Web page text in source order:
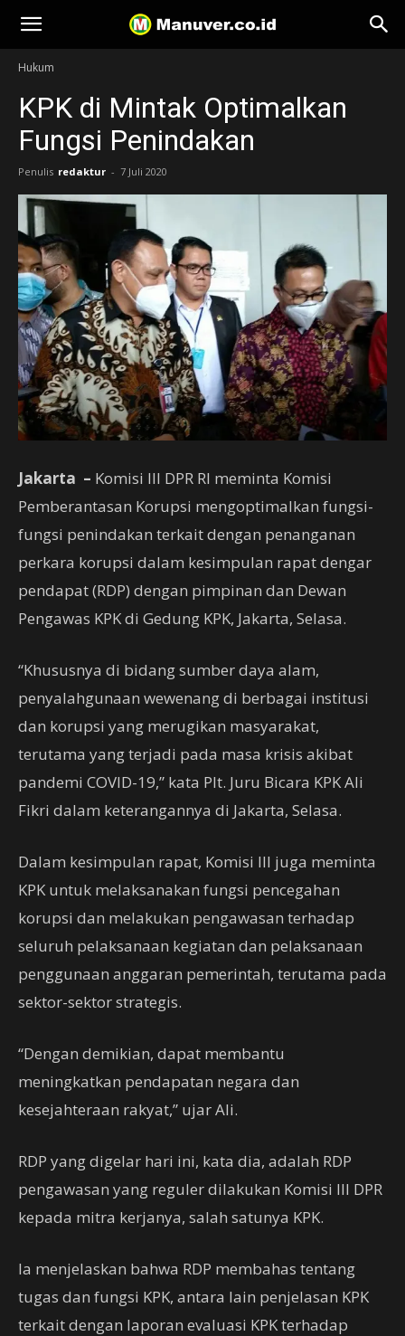
Manuver
Hukum
KPK di Mintak Optimalkan
Fungsi Penindakan
Penulis redaktur - 7 Juli 2020
Jakarta – Komisi III DPR RI meminta Komisi
Pemberantasan Korupsi mengoptimalkan fungsi-
fungsi penindakan terkait dengan penanganan
perkara korupsi dalam kesimpulan rapat dengar
pendapat (RDP) dengan pimpinan dan Dewan
Pengawas KPK di Gedung KPK, Jakarta, Selasa.
“Khususnya di bidang sumber daya alam,
penyalahgunaan wewenang di berbagai institusi
dan korupsi yang merugikan masyarakat,
terutama yang terjadi pada masa krisis akibat
pandemi COVID-19,” kata Plt. Juru Bicara KPK Ali
Fikri dalam keterangannya di Jakarta, Selasa.
Dalam kesimpulan rapat, Komisi III juga meminta
KPK untuk melaksanakan fungsi pencegahan
korupsi dan melakukan pengawasan terhadap
seluruh pelaksanaan kegiatan dan pelaksanaan
penggunaan anggaran pemerintah, terutama pada
sektor-sektor strategis.
“Dengan demikian, dapat membantu
meningkatkan pendapatan negara dan
kesejahteraan rakyat,” ujar Ali.
RDP yang digelar hari ini, kata dia, adalah RDP
pengawasan yang reguler dilakukan Komisi III DPR
kepada mitra kerjanya, salah satunya KPK.
Ia menjelaskan bahwa RDP membahas tentang
tugas dan fungsi KPK, antara lain penjelasan KPK
terkait dengan laporan evaluasi KPK terhadap